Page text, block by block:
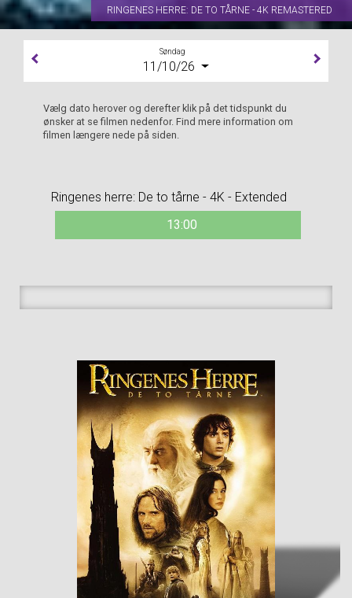
RINGENES HERRE: DE TO TÅRNE - 4K REMASTERED
Søndag
11/10/26
Vælg dato herover og derefter klik på det tidspunkt du
ønsker at se filmen nedenfor. Find mere information om
filmen længere nede på siden.
Ringenes herre: De to tårne - 4K - Extended
13:00